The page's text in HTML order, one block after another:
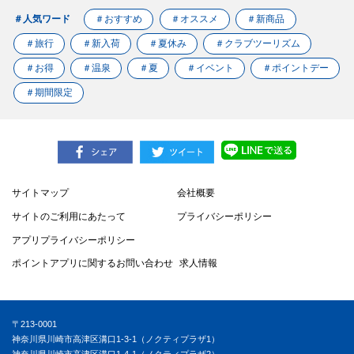
＃人気ワード ＃おすすめ ＃オススメ ＃新商品
＃旅行 ＃新入荷 ＃夏休み ＃クラブツーリズム
＃お得 ＃温泉 ＃夏 ＃イベント ＃ポイントデー
＃期間限定
サイトマップ 会社概要
サイトのご利用にあたって プライバシーポリシー
アプリプライバシーポリシー
ポイントアプリに関するお問い合わせ 求人情報
〒213-0001
神奈川県川崎市高津区溝口1-3-1（ノクティプラザ1）